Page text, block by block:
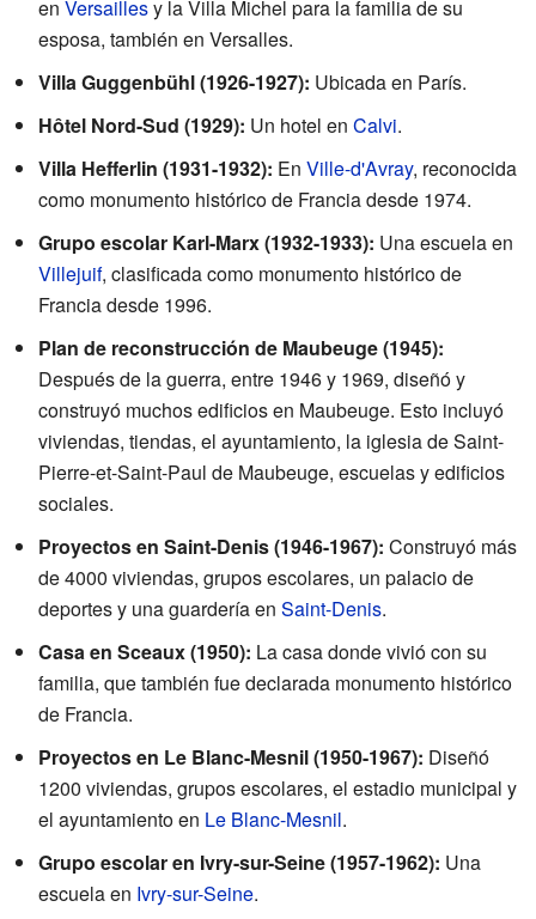
en Versaillesy la Villa Michel para la familia de su
esposa, también en Versalles.
Villa Guggenbühl (1926-1927): Ubicada en París.
Hôtel Nord-Sud (1929): Un hotel en Calvi.
Villa Hefferlin (1931-1932): En Ville-d'Avray, reconocida
como monumento histórico de Francia desde 1974.
Grupo escolar Karl-Marx (1932-1933): Una escuela en
Villejuif, clasificada como monumento histórico de
Francia desde 1996.
Plan de reconstrucción de Maubeuge (1945):
Después de la guerra, entre 1946 y 1969, diseñó y
construyó muchos edificios en Maubeuge. Esto incluyó
viviendas, tiendas, el ayuntamiento, la iglesia de Saint-
Pierre-et-Saint-Paul de Maubeuge, escuelas y edificios
sociales.
Proyectos en Saint-Denis (1946-1967): Construyó más
de 4000 viviendas, grupos escolares, un palacio de
deportes y una guardería en Saint-Denis.
Casa en Sceaux (1950): La casa donde vivió con su
familia, que también fue declarada monumento histórico
de Francia.
Proyectos en Le Blanc-Mesnil (1950-1967): Diseñó
1200 viviendas, grupos escolares, el estadio municipal y
el ayuntamiento en Le Blanc-Mesnil.
Grupo escolar en Ivry-sur-Seine (1957-1962): Una
escuela en Ivry-sur-Seine.